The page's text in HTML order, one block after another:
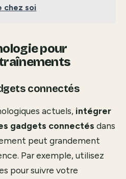
chez soi
pour
connectés
actuels, intégrer
gadgets connectés dans
peut grandement
Par exemple, utilisez
pour suivre votre